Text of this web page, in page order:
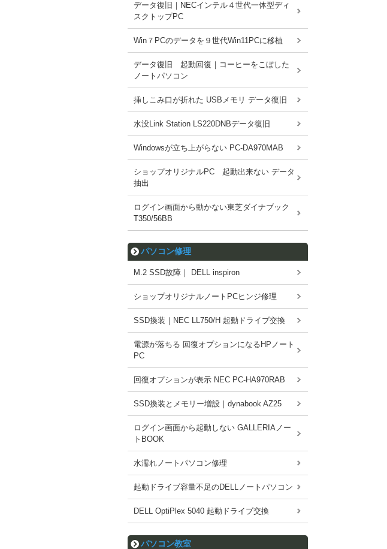
データ復旧｜NECインテル４世代一体型ディ
スクトップPC
Win７PCのデータを９世代Win11PCに移植
データ復旧 起動回復｜コーヒーをこぼした
ノートパソコン
挿しこみ口が折れた USBメモリ データ復旧
水没Link Station LS220DNBデータ復旧
Windowsが立ち上がらない PC-DA970MAB
ショップオリジナルPC 起動出来ない データ
抽出
ログイン画面から動かない東芝ダイナブック
T350/56BB
パソコン修理
M.2 SSD故障｜ DELL inspiron
ショップオリジナルノートPCヒンジ修理
SSD換装｜NEC LL750/H 起動ドライブ交換
電源が落ちる 回復オプションになるHPノート
PC
回復オプションが表示 NEC PC-HA970RAB
SSD換装とメモリー増設｜dynabook AZ25
ログイン画面から起動しない GALLERIAノー
トBOOK
水濡れノートパソコン修理
起動ドライブ容量不足のDELLノートパソコン
DELL OptiPlex 5040 起動ドライブ交換
パソコン教室